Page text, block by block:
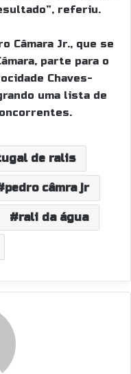
referiu.
Câmara Jr., que se
parte para o
Chaves-
uma lista de
de ralis
pedro câmra jr
rali da água